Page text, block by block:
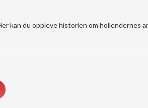
kan du oppleve historien om hollendernes